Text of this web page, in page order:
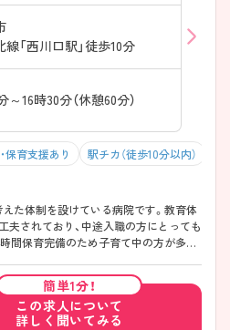
「西川口駅」徒歩10分
～16時30分（休憩60分）
保育支援あり 駅チカ（徒歩10分以内）
た体制を設けている病院です。教育体
夫されており、中途入職の方にとっても
間保育完備のため子育て中の方が多く
簡単1分！
この求人について
詳しく聞いてみる